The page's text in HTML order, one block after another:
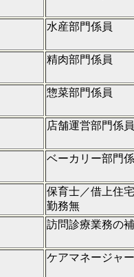
水産部門係員
精肉部門係員
惣菜部門係員
店舗運営部門係員
ベーカリー部門
保育士／借上住
勤務無
訪問診療業務の
ケアマネージャー